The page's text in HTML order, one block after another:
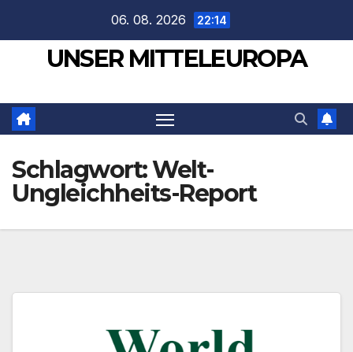
springen
06. 08. 2026 22:14
UNSER MITTELEUROPA
Schlagwort:Welt-
Ungleichheits-Report